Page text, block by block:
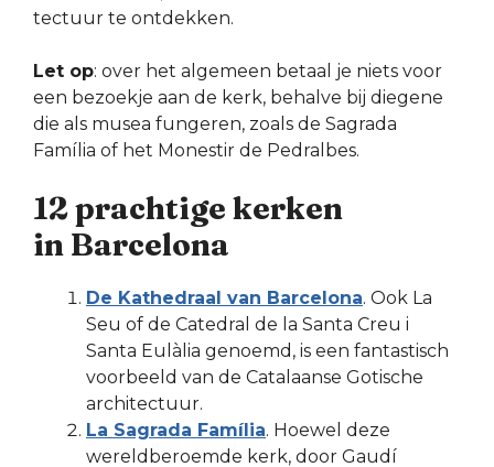
tectuur te ontdekken.
Let op: over het algemeen betaal je niets voor
een bezoekje aan de kerk, behalve bij diegene
die als musea fungeren, zoals de Sagrada
Família of het Monestir de Pedralbes.
12 prachtige kerken
in Barcelona
De Kathedraal van Barcelona. Ook La
Seu of de Catedral de la Santa Creu i
Santa Eulàlia genoemd, is een fantastisch
voorbeeld van de Catalaanse Gotische
architectuur.
La Sagrada Família. Hoewel deze
wereldberoemde kerk, door Gaudí